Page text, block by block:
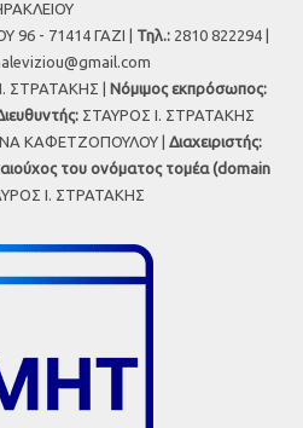
96 - 71414 ΓΑΖΙ | Τηλ.: 2810 822294 |
ΣΤΡΑΤΑΚΗΣ | Νόμιμος εκπρόσωπος:
ΣΤΑΥΡΟΣ Ι. ΣΤΡΑΤΑΚΗΣ
ΚΑΦΕΤΖΟΠΟΥΛΟΥ | Διαχειριστής:
του ονόματος τομέα (domain
Ι. ΣΤΡΑΤΑΚΗΣ